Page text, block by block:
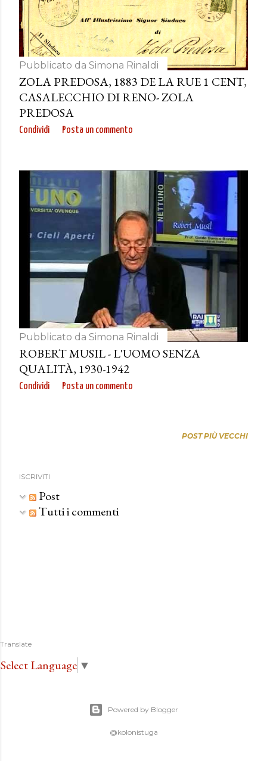
Pubblicato da Simona Rinaldi
ZOLA PREDOSA, 1883 DE LA RUE 1 CENT,
CASALECCHIO DI RENO- ZOLA
PREDOSA
Condividi Posta un commento
Pubblicato da Simona Rinaldi
ROBERT MUSIL - L'UOMO SENZA
QUALITÀ, 1930-1942
Condividi Posta un commento
POST PIÙ VECCHI
ISCRIVITI
Post
Tutti i commenti
Translate
Select Language ▼
Powered by Blogger
@kolonistuga